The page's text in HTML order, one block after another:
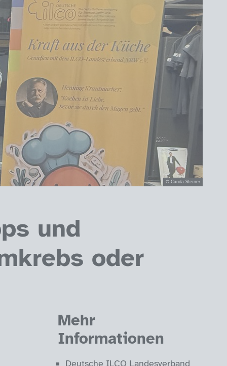
© Carola Steiner
und
oder
Mehr
Informationen
Deutsche ILCO Landesverband